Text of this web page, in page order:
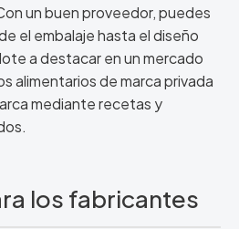
un buen proveedor, puedes
el embalaje hasta el diseño
a destacar en un mercado
alimentarios de marca privada
mediante recetas y
los fabricantes